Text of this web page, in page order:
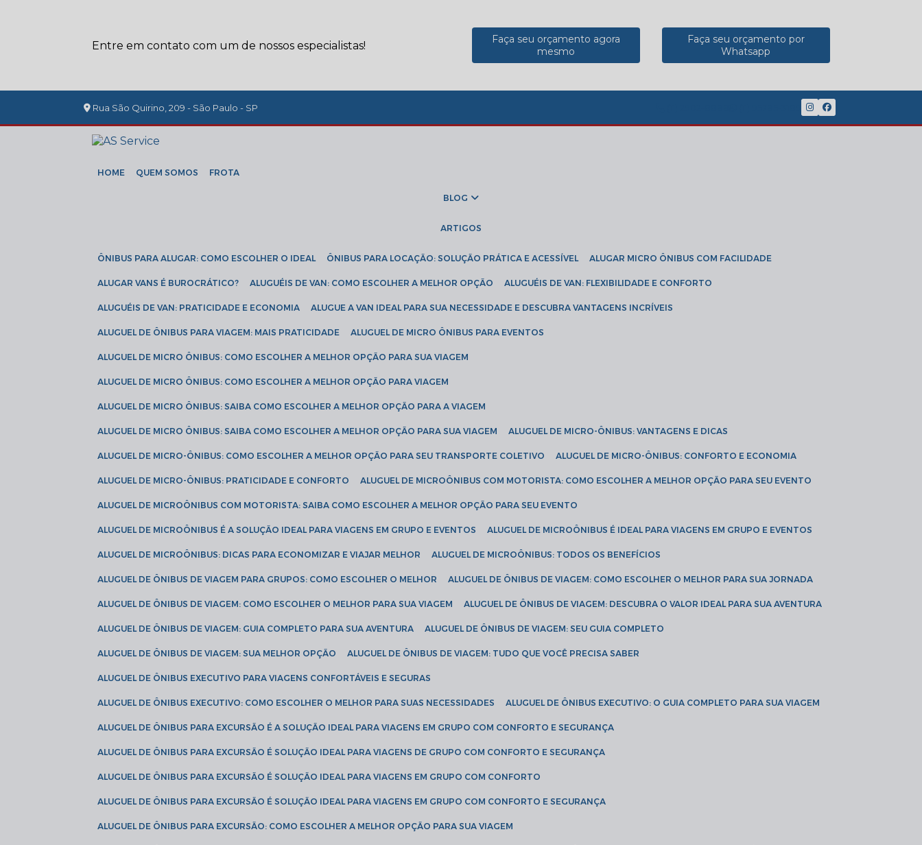
Entre em contato com um de nossos especialistas!
Faça seu orçamento agora
mesmo
Faça seu orçamento por
Whatsapp
Rua São Quirino, 209 - São Paulo - SP
HOME QUEM SOMOS FROTA
BLOG
ARTIGOS
ÔNIBUS PARA ALUGAR: COMO ESCOLHER O IDEAL ÔNIBUS PARA LOCAÇÃO: SOLUÇÃO PRÁTICA E ACESSÍVEL ALUGAR MICRO ÔNIBUS COM FACILIDADE
ALUGAR VANS É BUROCRÁTICO? ALUGUÉIS DE VAN: COMO ESCOLHER A MELHOR OPÇÃO ALUGUÉIS DE VAN: FLEXIBILIDADE E CONFORTO
ALUGUÉIS DE VAN: PRATICIDADE E ECONOMIA ALUGUE A VAN IDEAL PARA SUA NECESSIDADE E DESCUBRA VANTAGENS INCRÍVEIS
ALUGUEL DE ÔNIBUS PARA VIAGEM: MAIS PRATICIDADE ALUGUEL DE MICRO ÔNIBUS PARA EVENTOS
ALUGUEL DE MICRO ÔNIBUS: COMO ESCOLHER A MELHOR OPÇÃO PARA SUA VIAGEM
ALUGUEL DE MICRO ÔNIBUS: COMO ESCOLHER A MELHOR OPÇÃO PARA VIAGEM
ALUGUEL DE MICRO ÔNIBUS: SAIBA COMO ESCOLHER A MELHOR OPÇÃO PARA A VIAGEM
ALUGUEL DE MICRO ÔNIBUS: SAIBA COMO ESCOLHER A MELHOR OPÇÃO PARA SUA VIAGEM ALUGUEL DE MICRO-ÔNIBUS: VANTAGENS E DICAS
ALUGUEL DE MICRO-ÔNIBUS: COMO ESCOLHER A MELHOR OPÇÃO PARA SEU TRANSPORTE COLETIVO ALUGUEL DE MICRO-ÔNIBUS: CONFORTO E ECONOMIA
ALUGUEL DE MICRO-ÔNIBUS: PRATICIDADE E CONFORTO ALUGUEL DE MICROÔNIBUS COM MOTORISTA: COMO ESCOLHER A MELHOR OPÇÃO PARA SEU EVENTO
ALUGUEL DE MICROÔNIBUS COM MOTORISTA: SAIBA COMO ESCOLHER A MELHOR OPÇÃO PARA SEU EVENTO
ALUGUEL DE MICROÔNIBUS É A SOLUÇÃO IDEAL PARA VIAGENS EM GRUPO E EVENTOS ALUGUEL DE MICROÔNIBUS É IDEAL PARA VIAGENS EM GRUPO E EVENTOS
ALUGUEL DE MICROÔNIBUS: DICAS PARA ECONOMIZAR E VIAJAR MELHOR ALUGUEL DE MICROÔNIBUS: TODOS OS BENEFÍCIOS
ALUGUEL DE ÔNIBUS DE VIAGEM PARA GRUPOS: COMO ESCOLHER O MELHOR ALUGUEL DE ÔNIBUS DE VIAGEM: COMO ESCOLHER O MELHOR PARA SUA JORNADA
ALUGUEL DE ÔNIBUS DE VIAGEM: COMO ESCOLHER O MELHOR PARA SUA VIAGEM ALUGUEL DE ÔNIBUS DE VIAGEM: DESCUBRA O VALOR IDEAL PARA SUA AVENTURA
ALUGUEL DE ÔNIBUS DE VIAGEM: GUIA COMPLETO PARA SUA AVENTURA ALUGUEL DE ÔNIBUS DE VIAGEM: SEU GUIA COMPLETO
ALUGUEL DE ÔNIBUS DE VIAGEM: SUA MELHOR OPÇÃO ALUGUEL DE ÔNIBUS DE VIAGEM: TUDO QUE VOCÊ PRECISA SABER
ALUGUEL DE ÔNIBUS EXECUTIVO PARA VIAGENS CONFORTÁVEIS E SEGURAS
ALUGUEL DE ÔNIBUS EXECUTIVO: COMO ESCOLHER O MELHOR PARA SUAS NECESSIDADES ALUGUEL DE ÔNIBUS EXECUTIVO: O GUIA COMPLETO PARA SUA VIAGEM
ALUGUEL DE ÔNIBUS PARA EXCURSÃO É A SOLUÇÃO IDEAL PARA VIAGENS EM GRUPO COM CONFORTO E SEGURANÇA
ALUGUEL DE ÔNIBUS PARA EXCURSÃO É SOLUÇÃO IDEAL PARA VIAGENS DE GRUPO COM CONFORTO E SEGURANÇA
ALUGUEL DE ÔNIBUS PARA EXCURSÃO É SOLUÇÃO IDEAL PARA VIAGENS EM GRUPO COM CONFORTO
ALUGUEL DE ÔNIBUS PARA EXCURSÃO É SOLUÇÃO IDEAL PARA VIAGENS EM GRUPO COM CONFORTO E SEGURANÇA
ALUGUEL DE ÔNIBUS PARA EXCURSÃO: COMO ESCOLHER A MELHOR OPÇÃO PARA SUA VIAGEM